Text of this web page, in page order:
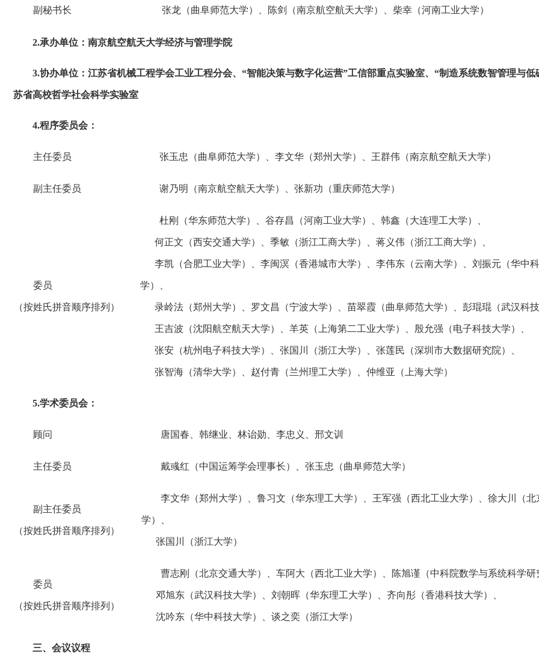
副秘书长 张龙（曲阜师范大学）、陈剑（南京航空航天大学）、柴幸（河南工业大学）
2.承办单位：南京航空航天大学经济与管理学院
3.协办单位：江苏省机械工程学会工业工程分会、“智能决策与数字化运营”工信部重点实验室、“制造系统数智管理与低
苏省高校哲学社会科学实验室
4.程序委员会：
主任委员 张玉忠（曲阜师范大学）、李文华（郑州大学）、王群伟（南京航空航天大学）
副主任委员 谢乃明（南京航空航天大学）、张新功（重庆师范大学）
委员
（按姓氏拼音顺序排列）
杜刚（华东师范大学）、谷存昌（河南工业大学）、韩鑫（大连理工大学）、
何正文（西安交通大学）、季敏（浙江工商大学）、蒋义伟（浙江工商大学）、
李凯（合肥工业大学）、李闽溟（香港城市大学）、李伟东（云南大学）、刘振元（华中
学）、
录岭法（郑州大学）、罗文昌（宁波大学）、苗翠霞（曲阜师范大学）、彭琨琨（武汉科技
王吉波（沈阳航空航天大学）、羊英（上海第二工业大学）、殷允强（电子科技大学）、
张安（杭州电子科技大学）、张国川（浙江大学）、张莲民（深圳市大数据研究院）、
张智海（清华大学）、赵付青（兰州理工大学）、仲维亚（上海大学）
5.学术委员会：
顾问 唐国春、韩继业、林诒勋、李忠义、邢文训
主任委员 戴彧红（中国运筹学会理事长）、张玉忠（曲阜师范大学）
副主任委员
（按姓氏拼音顺序排列）
李文华（郑州大学）、鲁习文（华东理工大学）、王军强（西北工业大学）、徐大川（北
学）、
张国川（浙江大学）
委员
（按姓氏拼音顺序排列）
曹志刚（北京交通大学）、车阿大（西北工业大学）、陈旭谨（中科院数学与系统科学研
邓旭东（武汉科技大学）、刘朝晖（华东理工大学）、齐向彤（香港科技大学）、
沈吟东（华中科技大学）、谈之奕（浙江大学）
三、会议议程